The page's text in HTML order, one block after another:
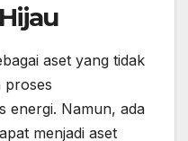
aset yang tidak
proses
energi. Namun, ada
menjadi aset